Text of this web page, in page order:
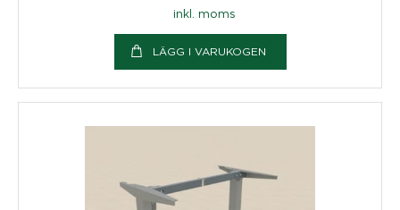
inkl. moms
LÄGG I VARUKOGEN